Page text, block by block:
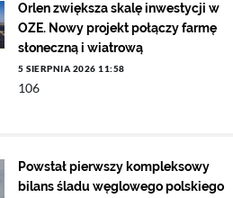
Orlen zwiększa skalę inwestycji w
OZE. Nowy projekt połączy farmę
słoneczną i wiatrową
5 SIERPNIA 2026 11:58
106
Powstał pierwszy kompleksowy
bilans śladu węglowego polskiego